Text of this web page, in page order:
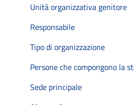
Unità organizzativa genitore
Responsabile
Tipo di organizzazione
Persone che compongono la
Sede principale